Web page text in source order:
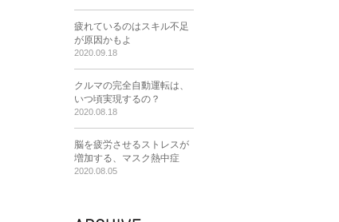
疲れているのはスキル不足
が原因かもよ
2020.09.18
クルマの完全自動運転は、
いつ頃実現するの？
2020.08.18
脳を疲労させるストレスが
増加する、マスク熱中症
2020.08.05